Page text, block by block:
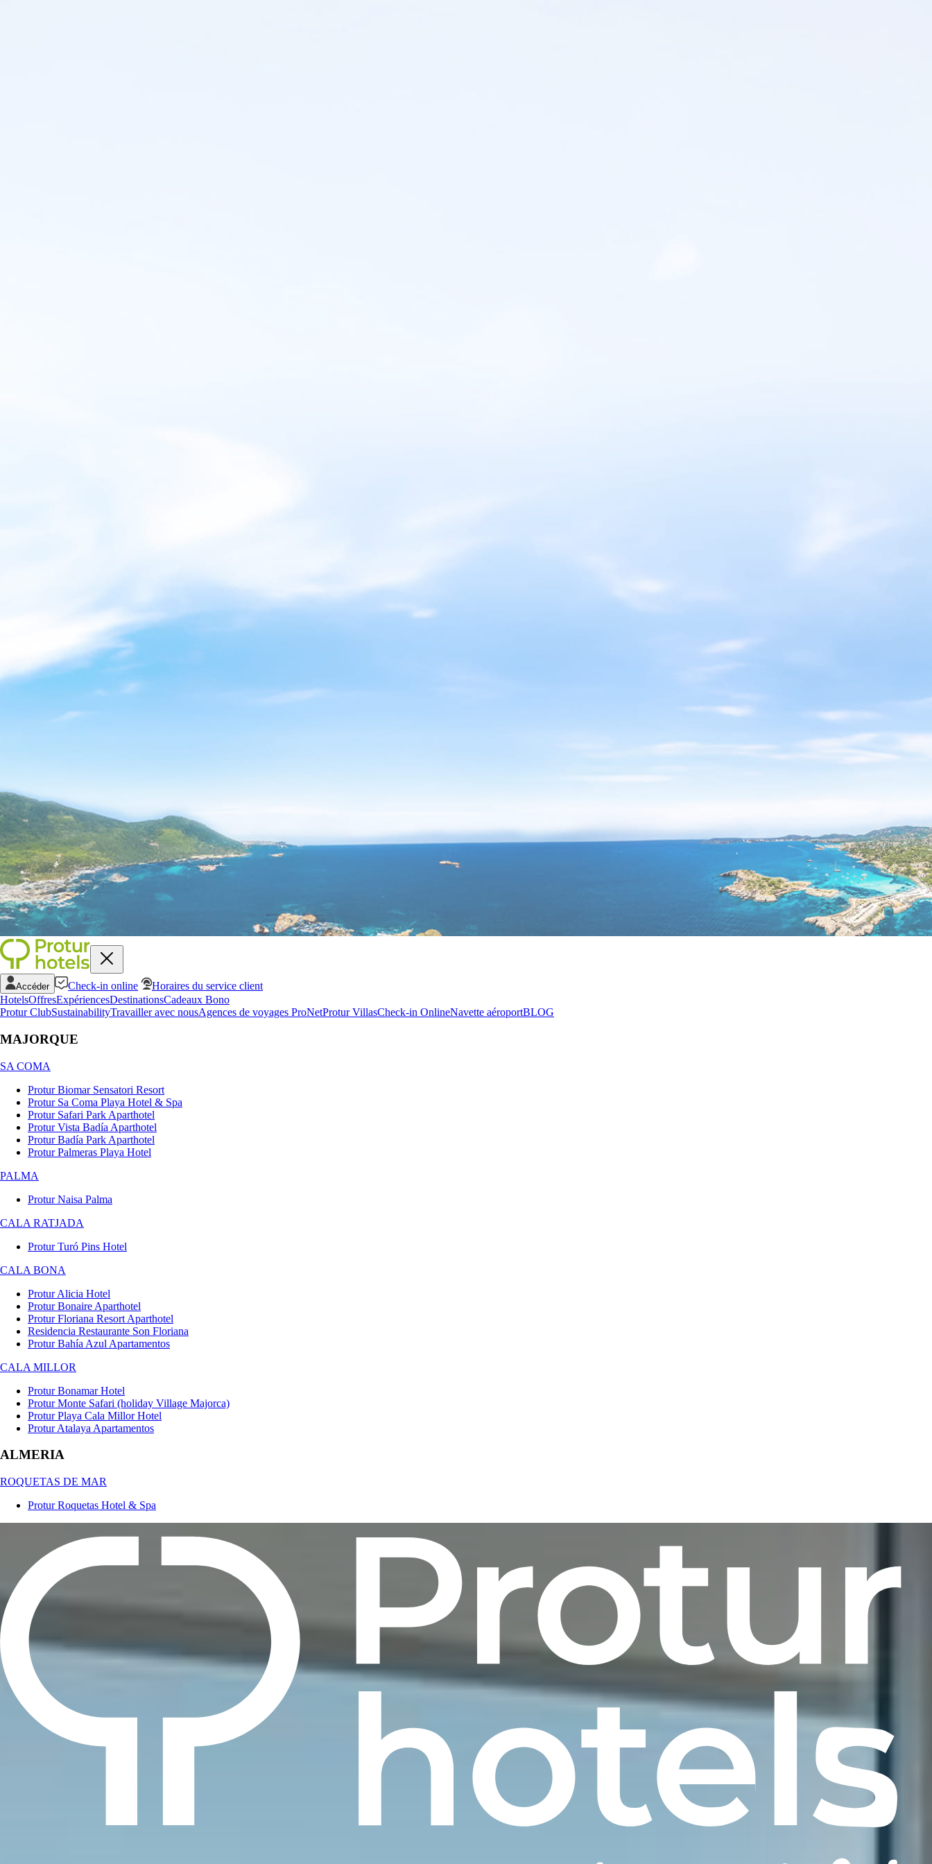
Accéder Check-in online
Horaires du service client
HotelsOffresExpériencesDestinationsCadeaux Bono
Protur ClubSustainabilityTravailler avec nousAgences de voyages ProNetProtur VillasCheck-in OnlineNavette aéroportBLOG
MAJORQUE
SA COMA
Protur Biomar Sensatori Resort
Protur Sa Coma Playa Hotel & Spa
Protur Safari Park Aparthotel
Protur Vista Badía Aparthotel
Protur Badía Park Aparthotel
Protur Palmeras Playa Hotel
PALMA
Protur Naisa Palma
CALA RATJADA
Protur Turó Pins Hotel
CALA BONA
Protur Alicia Hotel
Protur Bonaire Aparthotel
Protur Floriana Resort Aparthotel
Residencia Restaurante Son Floriana
Protur Bahía Azul Apartamentos
CALA MILLOR
Protur Bonamar Hotel
Protur Monte Safari (holiday Village Majorca)
Protur Playa Cala Millor Hotel
Protur Atalaya Apartamentos
ALMERIA
ROQUETAS DE MAR
Protur Roquetas Hotel & Spa